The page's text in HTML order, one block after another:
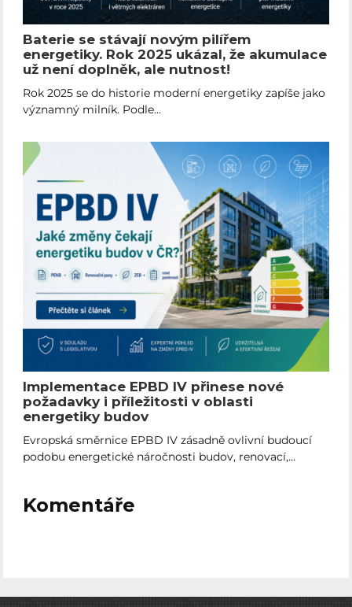
Baterie se stávají novým pilířem
energetiky. Rok 2025 ukázal, že akumulace
už není doplněk, ale nutnost!
Rok 2025 se do historie moderní energetiky zapíše jako
významný milník. Podle…
Implementace EPBD IV přinese nové
požadavky i příležitosti v oblasti
energetiky budov
Evropská směrnice EPBD IV zásadně ovlivní budoucí
podobu energetické náročnosti budov, renovací,…
Komentáře